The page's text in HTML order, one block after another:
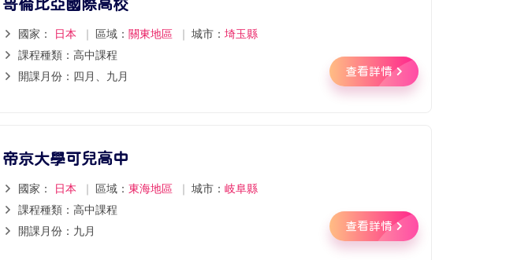
哥倫比亞國際高校
國家： 日本 ｜ 區域： 關東地區 ｜ 城市： 埼玉縣
課程種類：高中課程
開課月份：四月、九月
查看詳情
帝京大學可兒高中
國家： 日本 ｜ 區域： 東海地區 ｜ 城市： 岐阜縣
課程種類：高中課程
開課月份：九月
查看詳情